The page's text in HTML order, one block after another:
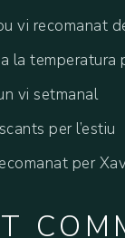
vi recomanat
la temperatura
vi setmanal
per l’estiu
per